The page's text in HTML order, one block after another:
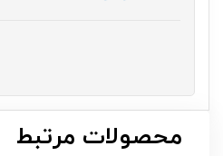
محصولات مرتبط